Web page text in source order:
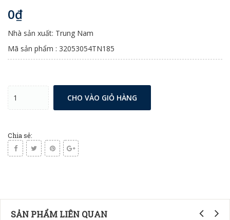
0₫
Nhà sản xuất: Trung Nam
Mã sản phẩm : 32053054TN185
CHO VÀO GIỎ HÀNG
Chia sẻ:
SẢN PHẨM LIÊN QUAN